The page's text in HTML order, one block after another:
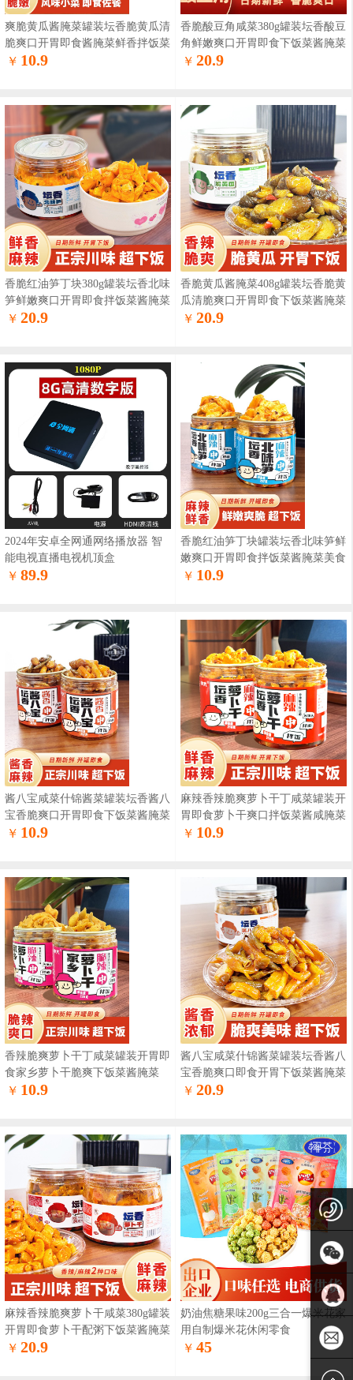
爽脆黄瓜酱腌菜罐装坛香脆黄瓜清
脆爽口开胃即食酱腌菜鲜香拌饭菜
￥ 10.9
香脆酸豆角咸菜380g罐装坛香酸豆
角鲜嫩爽口开胃即食下饭菜酱腌菜
￥ 20.9
香脆红油笋丁块380g罐装坛香北味
笋鲜嫩爽口开胃即食拌饭菜酱腌菜
￥ 20.9
香脆黄瓜酱腌菜408g罐装坛香脆黄
瓜清脆爽口开胃即食下饭菜酱腌菜
￥ 20.9
2024年安卓全网通网络播放器 智
能电视直播电视机顶盒
￥ 89.9
香脆红油笋丁块罐装坛香北味笋鲜
嫩爽口开胃即食拌饭菜酱腌菜美食
￥ 10.9
酱八宝咸菜什锦酱菜罐装坛香酱八
宝香脆爽口开胃即食下饭菜酱腌菜
￥ 10.9
麻辣香辣脆爽萝卜干丁咸菜罐装开
胃即食萝卜干爽口拌饭菜酱咸腌菜
￥ 10.9
香辣脆爽萝卜干丁咸菜罐装开胃即
食家乡萝卜干脆爽下饭菜酱腌菜
￥ 10.9
酱八宝咸菜什锦酱菜罐装坛香酱八
宝香脆爽口即食开胃下饭菜酱腌菜
￥ 20.9
麻辣香辣脆爽萝卜干咸菜380g罐装
开胃即食萝卜干配粥下饭菜酱腌菜
￥ 20.9
奶油焦糖果味200g三合一爆米花家
用自制爆米花休闲零食
￥ 45
1359243
5125
添加微
信
1850820